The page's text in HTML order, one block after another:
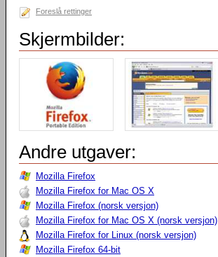
Foreslå rettinger
Skjermbilder:
Andre utgaver:
Mozilla Firefox
Mozilla Firefox for Mac OS X
Mozilla Firefox (norsk versjon)
Mozilla Firefox for Mac OS X (norsk versjon)
Mozilla Firefox for Linux (norsk versjon)
Mozilla Firefox 64-bit